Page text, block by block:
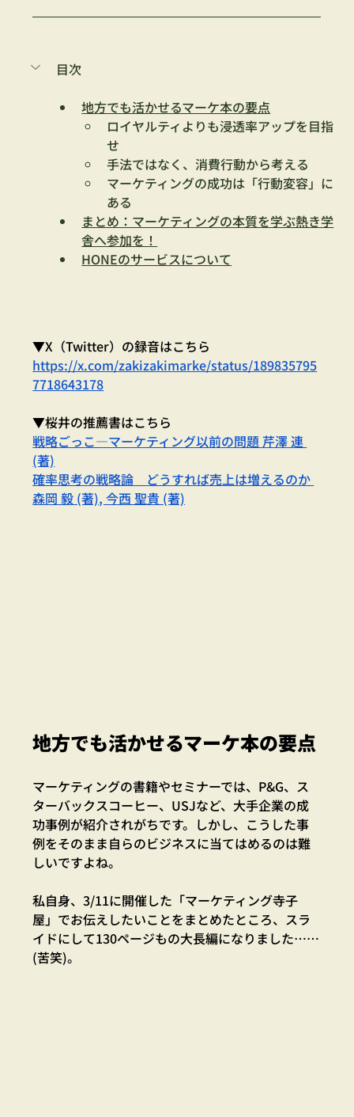
目次
地方でも活かせるマーケ本の要点
ロイヤルティよりも浸透率アップを目指
せ
手法ではなく、消費行動から考える
マーケティングの成功は「行動変容」に
ある
まとめ：マーケティングの本質を学ぶ熱き学
舎へ参加を！
HONEのサービスについて
▼X（Twitter）の録音はこちら
https://x.com/zakizakimarke/status/189835795
7718643178
▼桜井の推薦書はこちら
戦略ごっこ―マーケティング以前の問題 芹澤 連
(著)
確率思考の戦略論　どうすれば売上は増えるのか
森岡 毅 (著), 今西 聖貴 (著)
地方でも活かせるマーケ本の要点
マーケティングの書籍やセミナーでは、P&G、ス
ターバックスコーヒー、USJなど、大手企業の成
功事例が紹介されがちです。しかし、こうした事
例をそのまま自らのビジネスに当てはめるのは難
しいですよね。
私自身、3/11に開催した「マーケティング寺子
屋」でお伝えしたいことをまとめたところ、スラ
イドにして130ページもの大長編になりました……
(苦笑)。